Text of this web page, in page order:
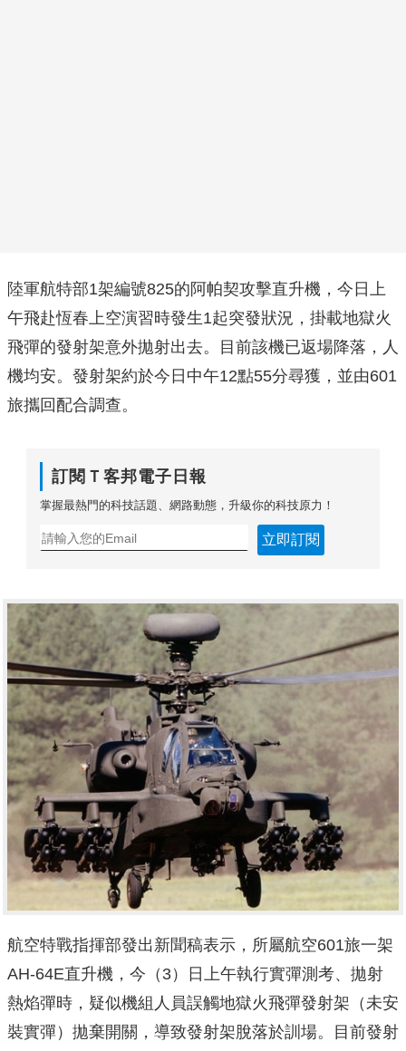
陸軍航特部1架編號825的阿帕契攻擊直升機，今日上
午飛赴恆春上空演習時發生1起突發狀況，掛載地獄火
飛彈的發射架意外拋射出去。目前該機已返場降落，人
機均安。發射架約於今日中午12點55分尋獲，並由601
旅攜回配合調查。
訂閱Ｔ客邦電子日報
掌握最熱門的科技話題、網路動態，升級你的科技原力！
立即訂閱
航空特戰指揮部發出新聞稿表示，所屬航空601旅一架
AH-64E直升機，今（3）日上午執行實彈測考、拋射
熱焰彈時，疑似機組人員誤觸地獄火飛彈發射架（未安
裝實彈）拋棄開關，導致發射架脫落於訓場。目前發射